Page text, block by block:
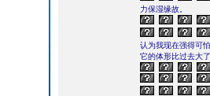
力保湿缘故。
认为我现在强得可
它的体形比过去大